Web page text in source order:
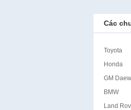
Các
Toyota
Honda
GM
BMW
Land